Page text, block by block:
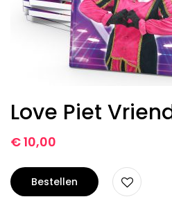
Love Piet
€10,00
Bestellen